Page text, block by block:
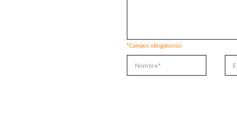
*Campos obligatorios